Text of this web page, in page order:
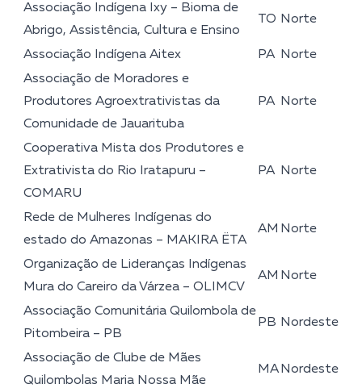
Associação Indígena Ixy – Bioma de
Abrigo, Assistência, Cultura e Ensino
TO Norte
Associação Indígena Aitex PA
Norte
Associação de Moradores e
Produtores Agroextrativistas da
Comunidade de Jauarituba
PA Norte
Cooperativa Mista dos Produtores e
Extrativista do Rio Iratapuru –
COMARU
PA Norte
Rede de Mulheres Indígenas do
estado do Amazonas – MAKIRA ËTA
AM Norte
Organização de Lideranças Indígenas
Mura do Careiro da Várzea – OLIMCV
AM Norte
Associação Comunitária Quilombola de
Pitombeira – PB
PB Nordeste
Associação de Clube de Mães
Quilombolas Maria Nossa Mãe
MA Nordeste